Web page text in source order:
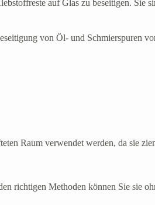
auf Glas zu beseitigen.
von Öl- und Schmierspuren
Raum verwendet werden, da sie
richtigen Methoden können Sie sie